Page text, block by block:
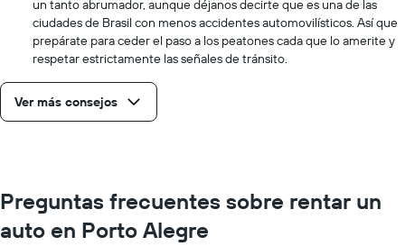
un tanto abrumador, aunque déjanos decirte que es una de las
ciudades de Brasil con menos accidentes automovilísticos. Así que
prepárate para ceder el paso a los peatones cada que lo amerite y
respetar estrictamente las señales de tránsito.
Ver más consejos
Preguntas frecuentes sobre rentar un
auto en Porto Alegre